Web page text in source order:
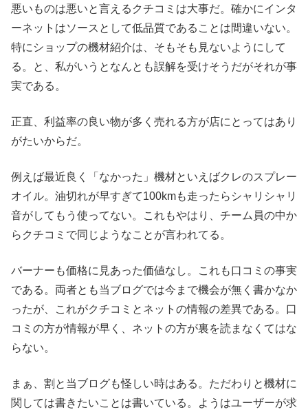
悪いものは悪いと言えるクチコミは大事だ。確かにインタ
ーネットはソースとして低品質であることは間違いない。
特にショップの機材紹介は、そもそも見ないようにして
る。と、私がいうとなんとも誤解を受けそうだがそれが事
実である。
正直、利益率の良い物が多く売れる方が店にとってはあり
がたいからだ。
例えば最近良く「なかった」機材といえばクレのスプレー
オイル。油切れが早すぎて100kmも走ったらシャリシャリ
音がしてもう使ってない。これもやはり、チーム員の中か
らクチコミで同じようなことが言われてる。
バーナーも価格に見あった価値なし。これも口コミの事実
である。両者とも当ブログでは今まで機会が無く書かなか
ったが、これがクチコミとネットの情報の差異である。口
コミの方が情報が早く、ネットの方が裏を読まなくてはな
らない。
まぁ、割と当ブログも怪しい時はある。ただわりと機材に
関しては書きたいことは書いている。ようはユーザーが求